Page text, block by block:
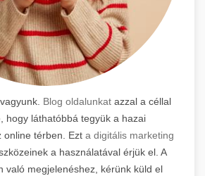
Blog oldalunkatazzal a céllal
hogy láthatóbbá tegyük a hazai
online térben. Ezt a digitális marketing
a használatával érjük el. A
való megjelenéshez, kérünk küld el